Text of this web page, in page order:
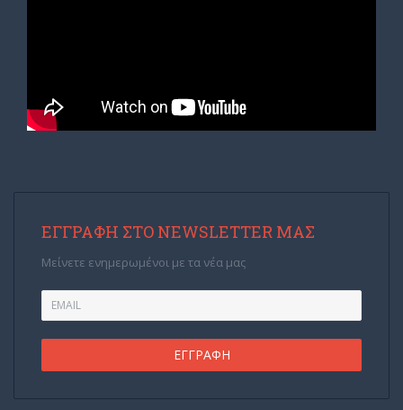
ΕΓΓΡΑΦΉ ΣΤΟ NEWSLETTER ΜΑΣ
Μείνετε ενημερωμένοι με τα νέα μας